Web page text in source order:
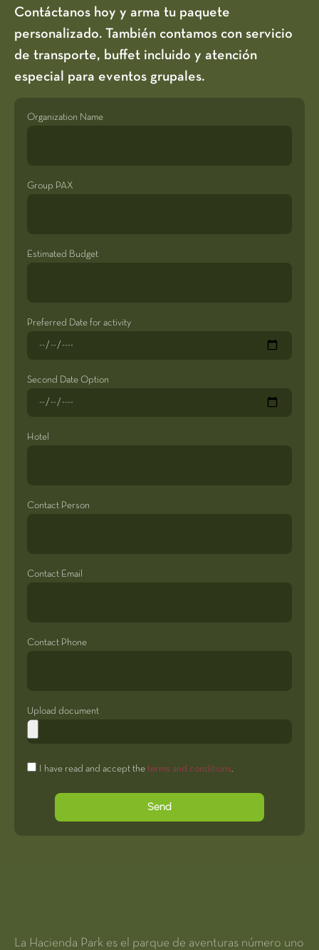
Contáctanos hoy y arma tu paquete
personalizado. También contamos con servicio
de transporte, buffet incluido y atención
especial para eventos grupales.
Organization Name
Group PAX
Estimated Budget
Preferred Date for activity
Second Date Option
Hotel
Contact Person
Contact Email
Contact Phone
Upload document
I have read and accept the terms and conditions
Send
La Hacienda Park es el parque de aventuras número uno